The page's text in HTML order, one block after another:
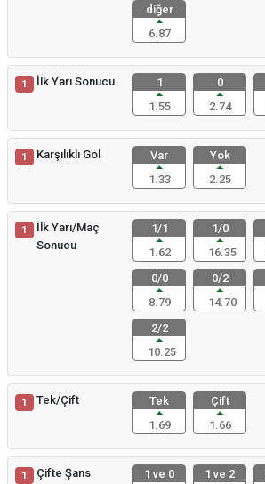
diğer
6.87
1 İlk Yarı Sonucu
1
1.55
0
2.74
1 Karşılıklı Gol
Var
1.33
Yok
2.25
1
İlk Yarı/Maç
Sonucu
1/1
1.62
1/0
16.35
0/0
8.79
0/2
14.70
2/2
10.25
1 Tek/Çift
Tek
1.69
Çift
1.66
1 Çifte Şans
1 ve 0
1 ve 2